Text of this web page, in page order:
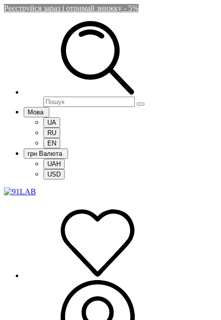
Реєструйся зараз і отримай знижку - 5%
Мова
UA
RU
EN
грн Валюта
UAH
USD